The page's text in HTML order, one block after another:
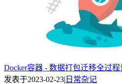
Docker容器 - 数据打包迁移全过程
发表于2023-02-23| 日常杂记